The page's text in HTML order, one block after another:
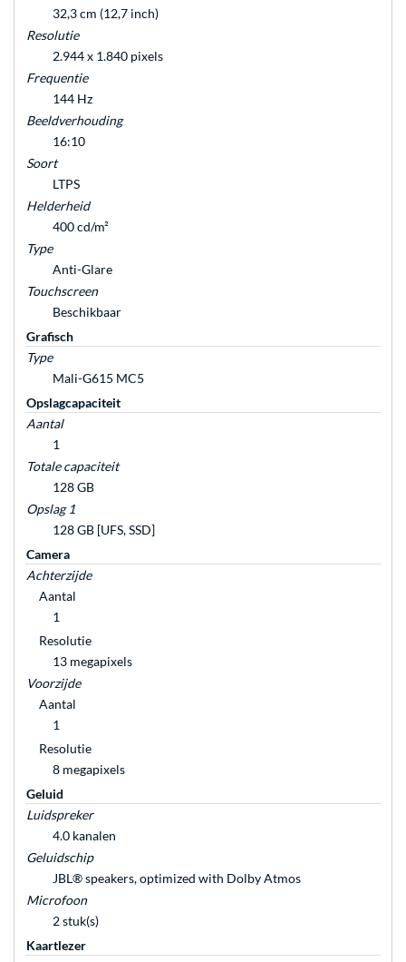
32,3 cm (12,7 inch)
Resolutie
2.944 x 1.840 pixels
Frequentie
144 Hz
Beeldverhouding
16:10
Soort
LTPS
Helderheid
400 cd/m²
Type
Anti-Glare
Touchscreen
Beschikbaar
Grafisch
Type
Mali-G615 MC5
Opslagcapaciteit
Aantal
1
Totale capaciteit
128 GB
Opslag 1
128 GB [UFS, SSD]
Camera
Achterzijde
Aantal
1
Resolutie
13 megapixels
Voorzijde
Aantal
1
Resolutie
8 megapixels
Geluid
Luidspreker
4.0 kanalen
Geluidschip
JBL® speakers, optimized with Dolby Atmos
Microfoon
2 stuk(s)
Kaartlezer